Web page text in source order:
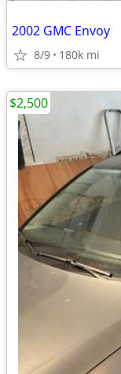
2002 GMC Envoy
8/9 180k mi
$2,500